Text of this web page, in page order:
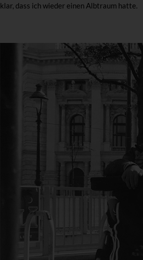
klar, dass ich wieder einen Albtraum hatte.